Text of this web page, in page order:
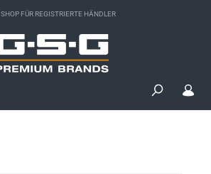
SHOP FÜR REGISTRIERTE HÄNDLER